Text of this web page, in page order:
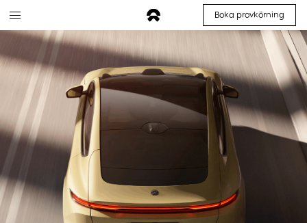
Boka provkörning